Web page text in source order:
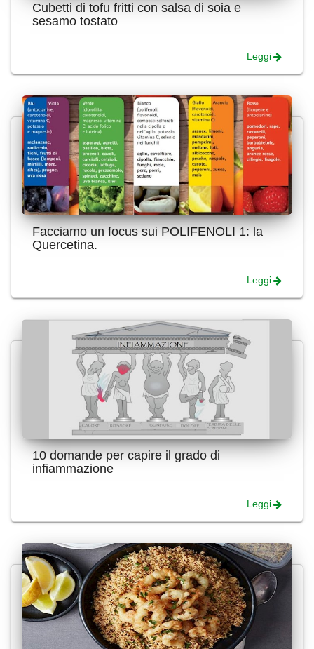
Cubetti di tofu fritti con salsa di soia e
sesamo tostato
Leggi
Facciamo un focus sui POLIFENOLI 1: la
Quercetina.
Leggi
10 domande per capire il grado di
infiammazione
Leggi